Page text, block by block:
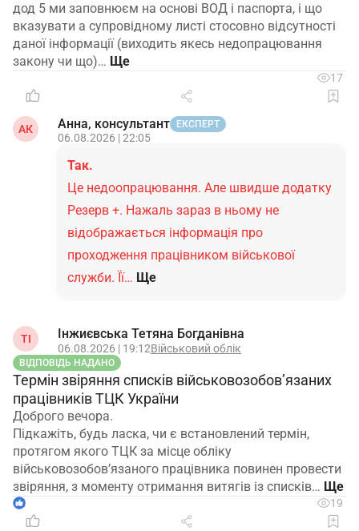
дод 5 ми заповнюєм на основі ВОД і паспорта, і що
вказувати а супровідному листі стосовно відсутності
даної інформації (виходить якесь недопрацювання
закону чи що)…
17
АК Анна, консультант ЕКСПЕРТ
06.08.2026 | 22:05
Так.
Це недоопрацювання. Але швидше додатку
Резерв +. Нажаль зараз в ньому не
відображається інформація про
проходження працівником військової
служби. Її… Ще
ТІ Інжиєвська Тетяна Богданівна
06.08.2026 | 19:12Військовий облік
ВІДПОВІДЬ НАДАНО
Термін звіряння списків військовозобов’язаних
працівників ТЦК України
Доброго вечора.
Підкажіть, будь ласка, чи є встановлений термін,
протягом якого ТЦК за місце обліку
військовозобов’язаного працівника повинен провести
звіряння, з моменту отримання витягів із списків…
1 19